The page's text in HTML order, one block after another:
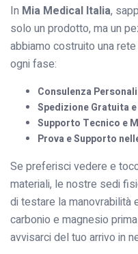
In Mia Medical Italia,
solo un prodotto, ma un
abbiamo costruito una
ogni fase:
Consulenza
Spedizione Gratuita
Supporto Tecnico e
Prova e Supporto
Se preferisci vedere e
materiali, le nostre sedi
di testare la manovrabilità
carbonio e magnesio
avvisarci del tuo arrivo in